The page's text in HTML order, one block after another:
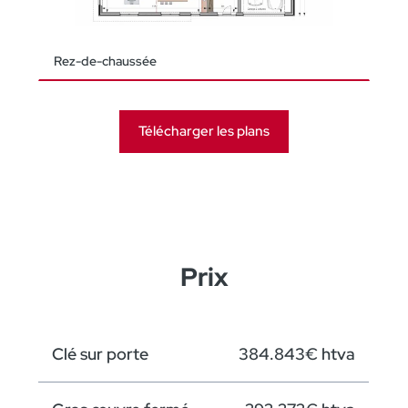
Rez-de-chaussée
Télécharger les plans
Prix
Clé sur porte 384.843€ htva